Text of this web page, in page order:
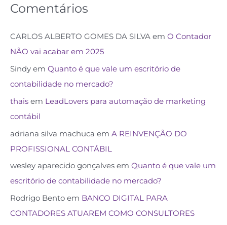
Comentários
CARLOS ALBERTO GOMES DA SILVA em O Contador
NÃO vai acabar em 2025
Sindy em Quanto é que vale um escritório de
contabilidade no mercado?
thais em LeadLovers para automação de marketing
contábil
adriana silva machuca em A REINVENÇÃO DO
PROFISSIONAL CONTÁBIL
wesley aparecido gonçalves em Quanto é que vale um
escritório de contabilidade no mercado?
Rodrigo Bento em BANCO DIGITAL PARA
CONTADORES ATUAREM COMO CONSULTORES